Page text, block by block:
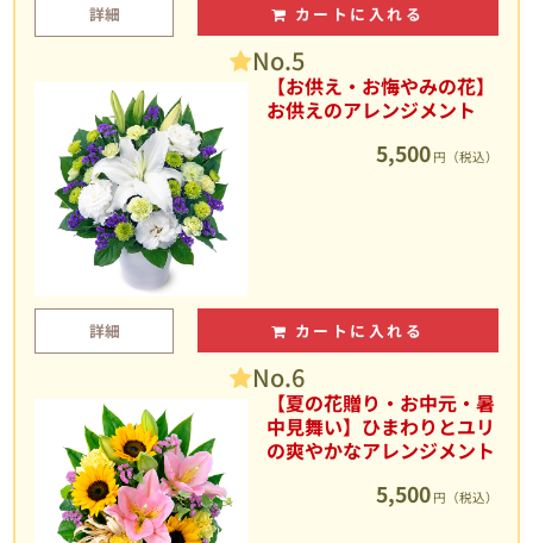
詳細 カートに入れる
No.5
【お供え・お悔やみの花】
お供えのアレンジメント
5,500 円（税込）
詳細 カートに入れる
No.6
【夏の花贈り・お中元・暑
中見舞い】ひまわりとユリ
の爽やかなアレンジメント
5,500 円（税込）